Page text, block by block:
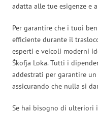
adatta alle tue esigenze e
Per garantire che i tuoi
efficiente durante il
esperti e veicoli moderni
Škofja Loka. Tutti i
addestrati per garantire
assicurando che nulla si
Se hai bisogno di ulteriori